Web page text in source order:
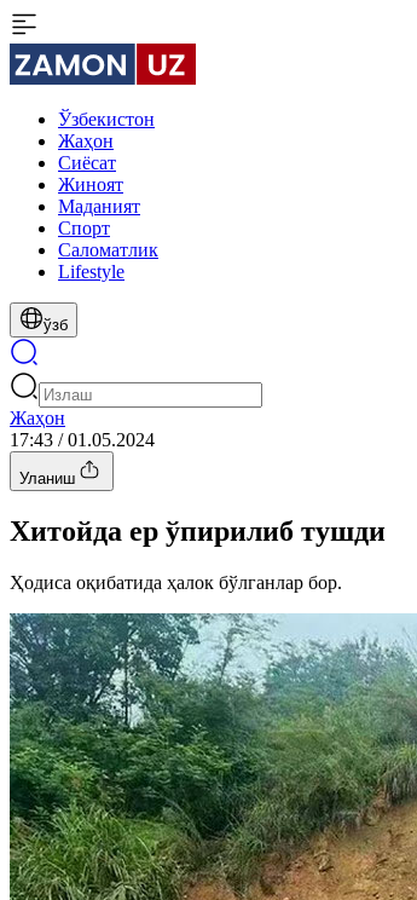
Ўзбекистон
Жаҳон
Сиёсат
Жиноят
Маданият
Спорт
Cаломатлик
Lifestyle
ўзб
Жаҳон
17:43 / 01.05.2024
Уланиш
Хитойда ер ўпирилиб тушди
Ҳодиса оқибатида ҳалок бўлганлар бор.